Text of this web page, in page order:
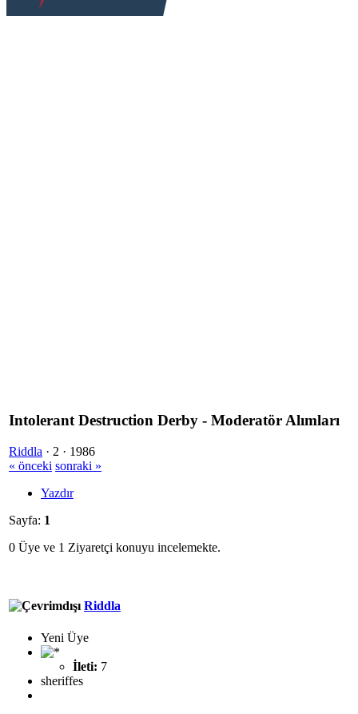
Intolerant Destruction Derby - Moderatör Alımları
Riddla · 2 · 1986
« önceki sonraki »
Yazdır
Sayfa: 1
0 Üye ve 1 Ziyaretçi konuyu incelemekte.
Riddla
Yeni Üye
İleti: 7
sheriffes